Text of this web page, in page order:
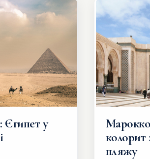
Єгипет у
Марокко
колорит
пляжу